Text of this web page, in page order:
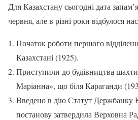
Для Казахстану сьогодні дата
червня, але в різні роки відбулося
Початок роботи першого
Казахстані (1925).
Приступили до будівництва
Маріанна», що біля Караганди
Введено в дію Статут Держбанку
постанову затвердила Верховна